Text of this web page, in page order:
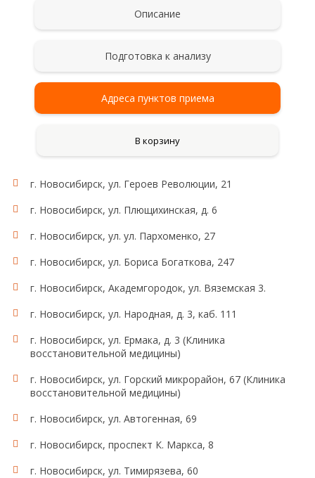
Описание
Подготовка к анализу
Адреса пунктов приема
В корзину
г. Новосибирск, ул. Героев Революции, 21
г. Новосибирск, ул. Плющихинская, д. 6
г. Новосибирск, ул. ул. Пархоменко, 27
г. Новосибирск, ул. Бориса Богаткова, 247
г. Новосибирск, Академгородок, ул. Вяземская 3.
г. Новосибирск, ул. Народная, д. 3, каб. 111
г. Новосибирск, ул. Ермака, д. 3 (Клиника
восстановительной медицины)
г. Новосибирск, ул. Горский микрорайон, 67 (Клиника
восстановительной медицины)
г. Новосибирск, ул. Автогенная, 69
г. Новосибирск, проспект К. Маркса, 8
г. Новосибирск, ул. Тимирязева, 60